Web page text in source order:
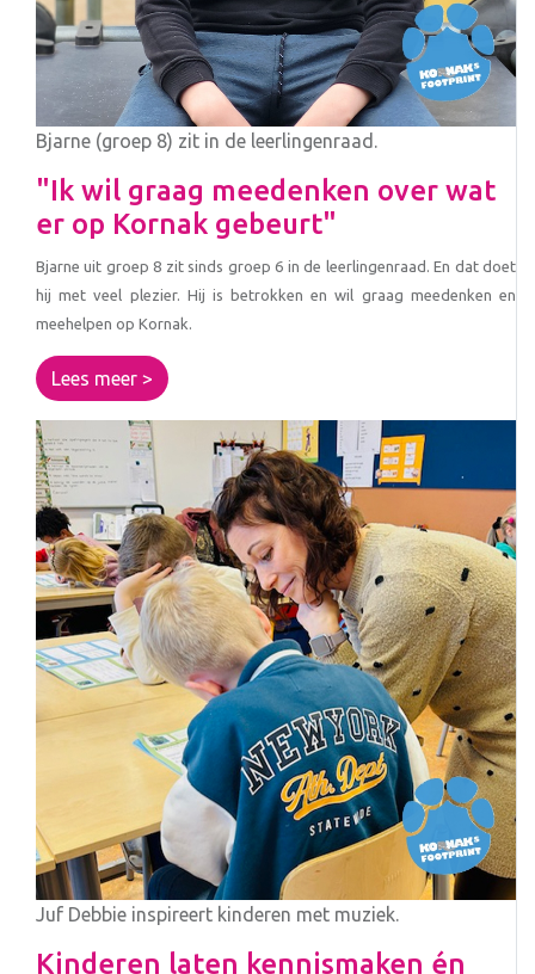
Bjarne (groep 8) zit in de leerlingenraad.
"Ik wil graag meedenken over wat
er op Kornak gebeurt"
Bjarne uit groep 8 zit sinds groep 6 in de leerlingenraad. En dat doet
hij met veel plezier. Hij is betrokken en wil graag meedenken en
meehelpen op Kornak.
Lees meer >
Juf Debbie inspireert kinderen met muziek.
Kinderen laten kennismaken én